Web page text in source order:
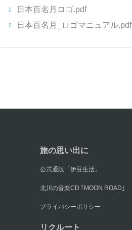
日本百名月ロゴ.pdf
日本百名月_ロゴマニュアル.pdf
旅の思い出に
公式通販「伊豆生活」
北川の音楽CD ｢MOON ROAD｣
プライバシーポリシー
リクルート